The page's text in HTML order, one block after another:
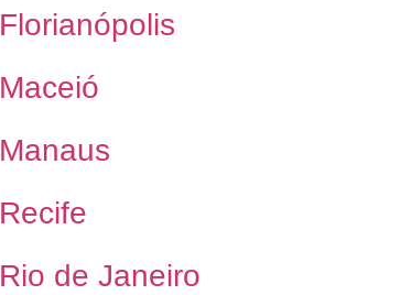
Florianópolis
Maceió
Manaus
Recife
Rio de Janeiro